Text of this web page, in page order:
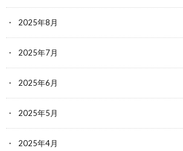
2025年8月
2025年7月
2025年6月
2025年5月
2025年4月